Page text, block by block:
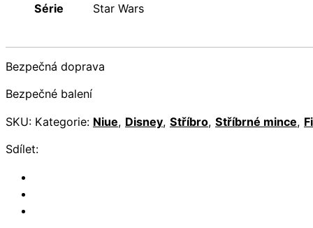
Série Star Wars
Bezpečná doprava
Bezpečné balení
SKU: Kategorie: Niue, Disney, Stříbro, Stříbrné mince,
Sdílet: